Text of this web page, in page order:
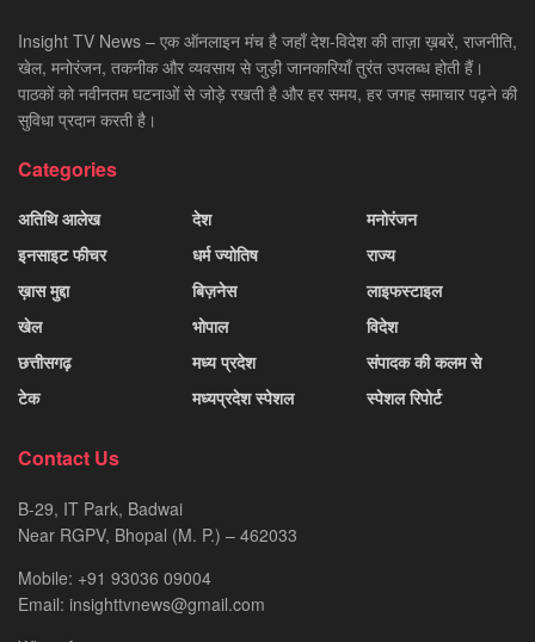
Insight TV News – एक ऑनलाइन मंच है जहाँ देश-विदेश की ताज़ा ख़बरें, राजनीति,
खेल, मनोरंजन, तकनीक और व्यवसाय से जुड़ी जानकारियाँ तुरंत उपलब्ध होती हैं।
पाठकों को नवीनतम घटनाओं से जोड़े रखती है और हर समय, हर जगह समाचार पढ़ने की
सुविधा प्रदान करती है।
Categories
अतिथि आलेख
इनसाइट फीचर
ख़ास मुद्दा
खेल
छत्तीसगढ़
टेक
देश
धर्म ज्योतिष
बिज़नेस
भोपाल
मध्य प्रदेश
मध्यप्रदेश स्पेशल
मनोरंजन
राज्य
लाइफस्टाइल
विदेश
संपादक की कलम से
स्पेशल रिपोर्ट
Contact Us
B-29, IT Park, Badwai
Near RGPV, Bhopal (M. P.) – 462033
Mobile: +91 93036 09004
Email: insighttvnews@gmail.com